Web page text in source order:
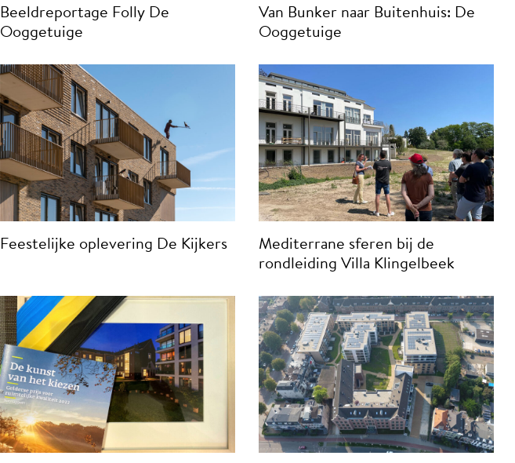
Beeldreportage Folly De
Ooggetuige
Van Bunker naar Buitenhuis: De
Ooggetuige
Feestelijke oplevering De Kijkers
Mediterrane sferen bij de
rondleiding Villa Klingelbeek